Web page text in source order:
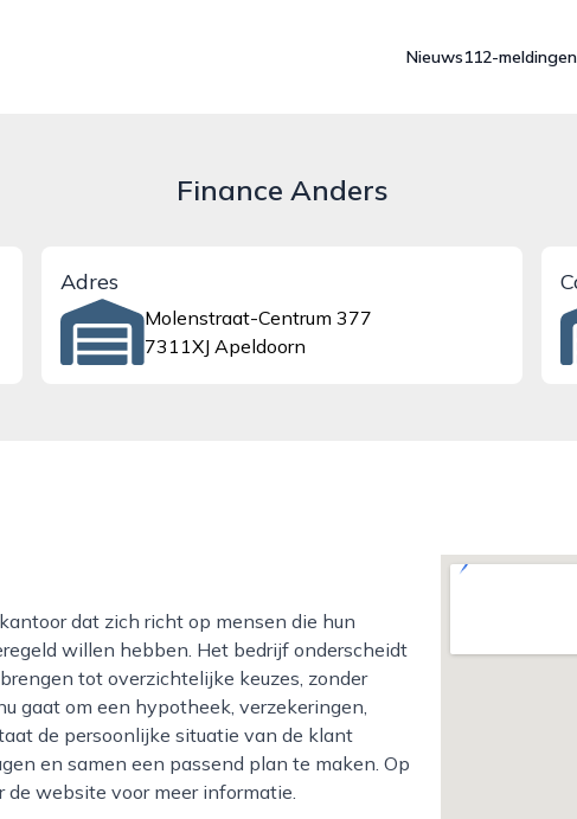
Nieuws112-meldingen
Finance Anders
Adres
Molenstraat-Centrum 377
7311XJ Apeldoorn
willen hebben. Het bedrijf onderscheidt
tot overzichtelijke keuzes, zonder
gaat om een hypotheek, verzekeringen,
de persoonlijke situatie van de klant
en samen een passend plan te maken. Op
de website voor meer informatie.